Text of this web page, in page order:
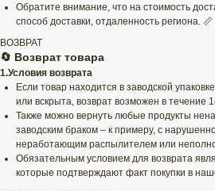
Обратите внимание, что на стоимость
способ доставки, отдаленность региона. 📏
ВОЗВРАТ
🔄 Возврат товара
1.Условия возврата
Если товар находится в заводской
или вскрыта, возврат возможен в течение
Также можно вернуть любые продукты
заводским браком – к примеру, с
неработающим распылителем или
Обязательным условием для возврата
которые подтверждают факт покупки в